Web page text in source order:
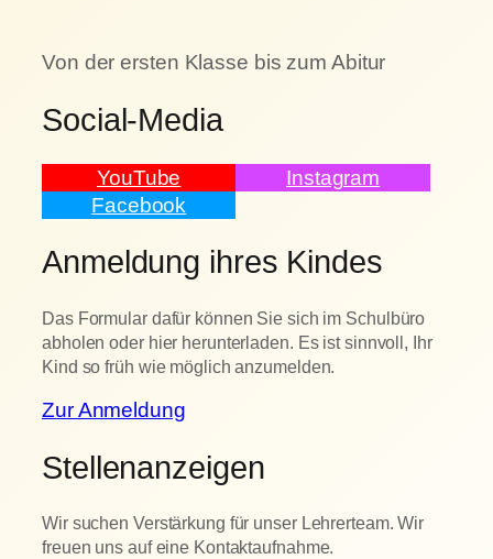
Von der ersten Klasse bis zum Abitur
Social-Media
YouTube
Instagram
Facebook
Anmeldung ihres Kindes
Das Formular dafür können Sie sich im Schulbüro
abholen oder hier herunterladen. Es ist sinnvoll, Ihr
Kind so früh wie möglich anzumelden.
Zur Anmeldung
Stellenanzeigen
Wir suchen Verstärkung für unser Lehrerteam. Wir
freuen uns auf eine Kontaktaufnahme.